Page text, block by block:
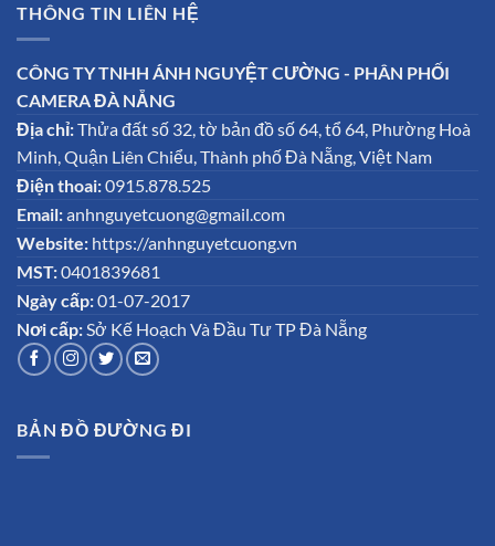
THÔNG TIN LIÊN HỆ
CÔNG TY TNHH ÁNH NGUYỆT CƯỜNG - PHÂN PHỐI
CAMERA ĐÀ NẴNG
Địa chỉ:Thửa đất số 32, tờ bản đồ số 64, tổ 64, Phường Hoà
Minh, Quận Liên Chiểu, Thành phố Đà Nẵng, Việt Nam
Điện thoai:0915.878.525
Email:anhnguyetcuong@gmail.com
Website: https://anhnguyetcuong.vn
MST:0401839681
Ngày cấp:01-07-2017
Nơi cấp:Sở Kế Hoạch Và Đầu Tư TP Đà Nẵng
BẢN ĐỒ ĐƯỜNG ĐI